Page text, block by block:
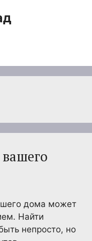
дома может
Найти
непросто, но